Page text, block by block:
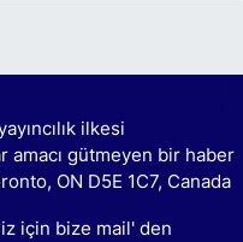
ilkesi
amacı gütmeyen bir haber
ON D5E 1C7, Canada
için bize mail' den